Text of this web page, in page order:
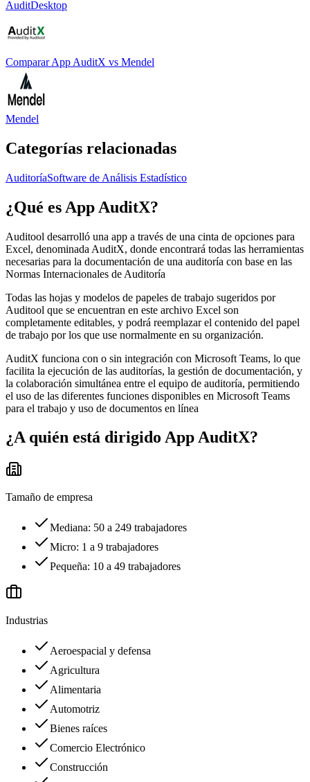
AuditDesktop
Comparar App AuditX vs Mendel
Mendel
Categorías relacionadas
AuditoríaSoftware de Análisis Estadístico
¿Qué es App AuditX?
Auditool desarrolló una app a través de una cinta de opciones para
Excel, denominada AuditX, donde encontrará todas las herramientas
necesarias para la documentación de una auditoría con base en las
Normas Internacionales de Auditoría
Todas las hojas y modelos de papeles de trabajo sugeridos por
Auditool que se encuentran en este archivo Excel son
completamente editables, y podrá reemplazar el contenido del papel
de trabajo por los que use normalmente en su organización.
AuditX funciona con o sin integración con Microsoft Teams, lo que
facilita la ejecución de las auditorías, la gestión de documentación, y
la colaboración simultánea entre el equipo de auditoría, permitiendo
el uso de las diferentes funciones disponibles en Microsoft Teams
para el trabajo y uso de documentos en línea
¿A quién está dirigido App AuditX?
Tamaño de empresa
Mediana: 50 a 249 trabajadores
Micro: 1 a 9 trabajadores
Pequeña: 10 a 49 trabajadores
Industrias
Aeroespacial y defensa
Agricultura
Alimentaria
Automotriz
Bienes raíces
Comercio Electrónico
Construcción